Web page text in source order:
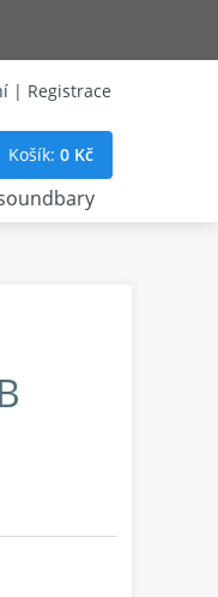
| Registrace
Košík: 0 Kč